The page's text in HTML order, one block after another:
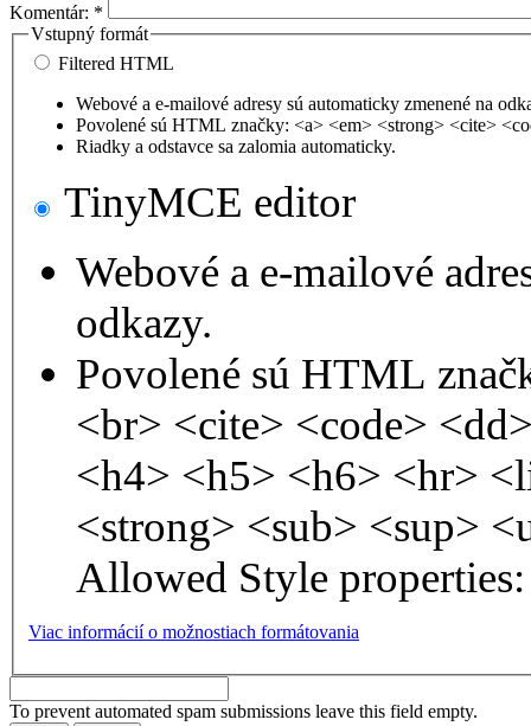
Komentár: *
Vstupný formát
Filtered HTML
Webové a e-mailové adresy sú automaticky zmenené na
Povolené sú HTML značky: <a> <em> <strong> <cite>
Riadky a odstavce sa zalomia automaticky.
TinyMCE editor
Webové a e-mailové
odkazy.
Povolené sú HTML
<br> <cite> <code>
<h4> <h5> <h6> <hr>
<strong> <sub> <sup>
Allowed Style
Viac informácií o možnostiach formátovania
To prevent automated spam submissions leave this field empty.